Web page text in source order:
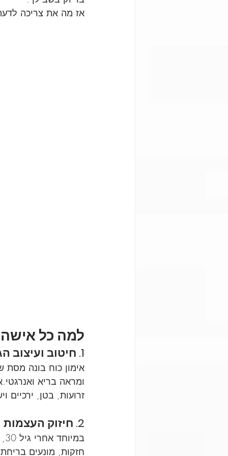
אז מה את צריכה
למה כל אישה
1. חיטוב ועיצוב
אימון כוח בונה
ומראה בריא
זרועות, בטן, ירכיים
2. חיזוק העצמות
חזקות, מונעים